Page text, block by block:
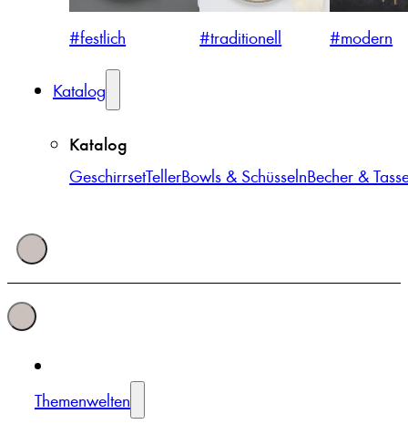
#festlich #traditionell #modern
Katalog
Katalog
GeschirrsetTellerBowls & SchüsselnBecher &
Themenwelten